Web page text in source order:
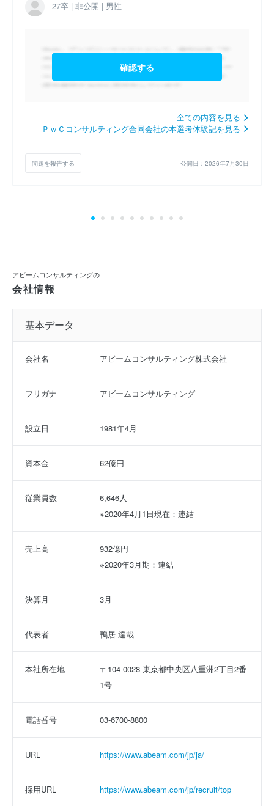
ース のWEBテスト
2027卒 コンサルタント職 公共経営コンサルタントコ
ース のWEBテスト
27卒 | 非公開 | 男性
確認する
全ての内容を見る
ＰｗＣコンサルティング合同会社の本選考体験記を見る
問題を報告する 公開日：2026年7月30日
アビームコンサルティングの
会社情報
基本データ
会社名 アビームコンサルティング株式会社
フリガナ アビームコンサルティング
設立日 1981年4月
資本金 62億円
従業員数
6,646人
※2020年4月1日現在：連結
売上高
932億円
※2020年3月期：連結
決算月 3月
代表者 鴨居 達哉
本社所在地
〒104-0028 東京都中央区八重洲2丁目2番
1号
電話番号 03-6700-8800
URL https://www.abeam.com/jp/ja/
採用URL https://www.abeam.com/jp/recruit/top